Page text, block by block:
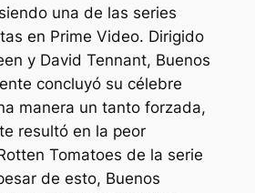
una de las series
en Prime Video. Dirigido
y David Tennant, Buenos
concluyó su célebre
manera un tanto forzada,
resultó en la peor
Tomatoes de la serie
de esto, Buenos